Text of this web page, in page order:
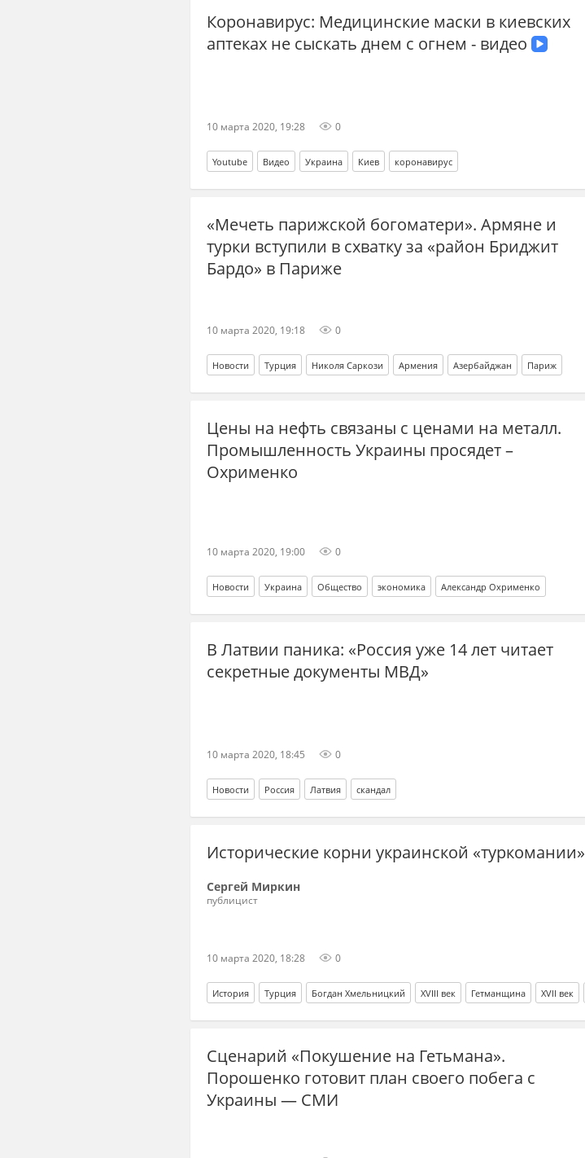
Коронавирус: Медицинские маски в киевских
аптеках не сыскать днем с огнем - видео
10 марта 2020, 19:28 0
Youtube Видео Украина Киев коронавирус
«Мечеть парижской богоматери». Армяне и
турки вступили в схватку за «район Бриджит
Бардо» в Париже
10 марта 2020, 19:18 0
Новости Турция Николя Саркози Армения Азербайджан Париж
Цены на нефть связаны с ценами на металл.
Промышленность Украины просядет –
Охрименко
10 марта 2020, 19:00 0
Новости Украина Общество экономика Александр Охрименко
В Латвии паника: «Россия уже 14 лет читает
секретные документы МВД»
10 марта 2020, 18:45 0
Новости Россия Латвия скандал
Исторические корни украинской «туркомании»
Сергей Миркин
публицист
10 марта 2020, 18:28 0
История Турция Богдан Хмельницкий XVIII век Гетманщина XVII век
Правобережная Украина
Сценарий «Покушение на Гетьмана».
Порошенко готовит план своего побега с
Украины — СМИ